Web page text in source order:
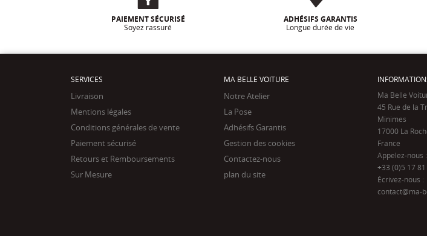
PAIEMENT SÉCURISÉ
Soyez rassuré
ADHÉSIFS GARANTIS
Longue durée de vie
SERVICES
Livraison
Mentions légales
Conditions générales de vente
Paiement sécurisé
Retours et Remboursements
Sur Mesure
MA BELLE VOITURE
Notre Atelier
La Pose
Adhésifs Garantis
Gestion des cookies
Contactez-nous
plan du site
Ma Belle
45 Rue de la
Minimes
17000 La
France
Appelez-nous :
+33 (0)5 17
Écrivez-nous :
contact@ma-